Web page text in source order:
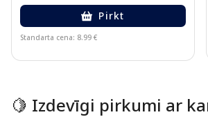
Pirkt
Standarta cena: 8.99 €
🍋 Izdevīgi pirkumi ar